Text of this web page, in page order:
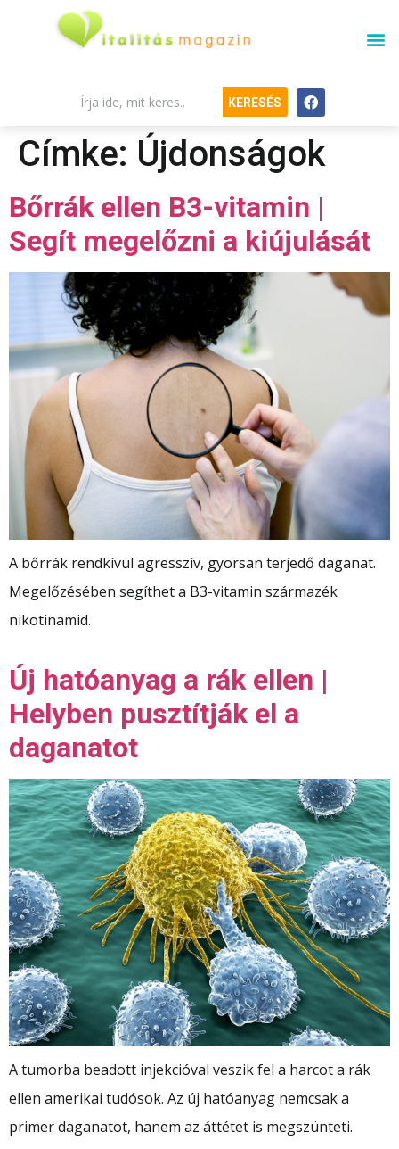
KERESÉS
Címke: Újdonságok
Bőrrák ellen B3-vitamin |
Segít megelőzni a kiújulását
A bőrrák rendkívül agresszív, gyorsan terjedő daganat.
Megelőzésében segíthet a B3-vitamin származék
nikotinamid.
Új hatóanyag a rák ellen |
Helyben pusztítják el a
daganatot
A tumorba beadott injekcióval veszik fel a harcot a rák
ellen amerikai tudósok. Az új hatóanyag nemcsak a
primer daganatot, hanem az áttétet is megszünteti.